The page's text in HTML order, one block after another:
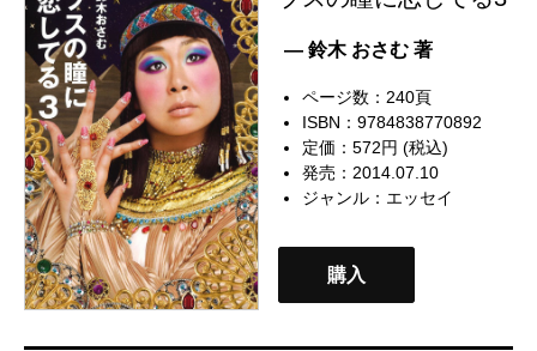
— 鈴木 おさむ 著
ページ数：240頁
ISBN：9784838770892
定価：572円 (税込)
発売：2014.07.10
ジャンル： エッセイ
購入